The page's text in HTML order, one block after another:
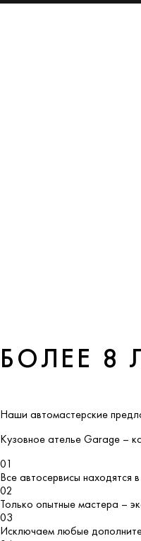
БОЛЕЕ 8
Наши автомастерские
Кузовное ателье Garage –
01
Все автосервисы находятся
02
Только опытные мастера –
03
Исключаем любые